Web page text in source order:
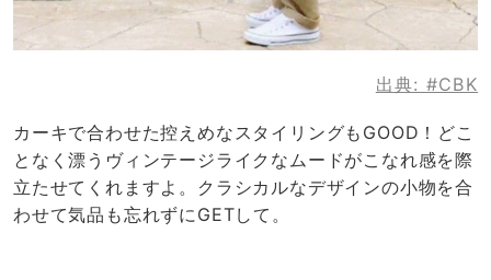
出典: #CBK
カーキで合わせた控えめなスタイリングもGOOD！どこ
となく漂うヴィンテージライクなムードがこなれ感を際
立たせてくれますよ。クラシカルなデザインの小物を合
わせて気品も忘れずにGETして。